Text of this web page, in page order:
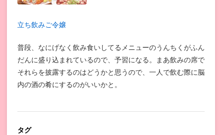
立ち飲みご令嬢
普段、なにげなく飲み食いしてるメニューのうんちくがふん
だんに盛り込まれているので、予習になる。まあ飲みの席で
それらを披露するのはどうかと思うので、一人で飲む際に脳
内の酒の肴にするのがいいかと。
タグ